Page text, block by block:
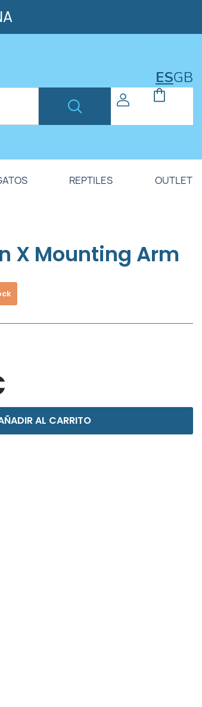
ESGB
REPTILES OUTLET
X Mounting Arm
AL CARRITO